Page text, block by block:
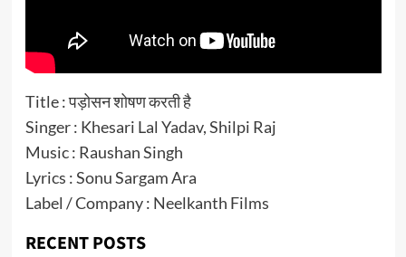
Title : पड़ोसन शोषण करती है
Singer : Khesari Lal Yadav, Shilpi Raj
Music : Raushan Singh
Lyrics : Sonu Sargam Ara
Label / Company : Neelkanth Films
RECENT POSTS